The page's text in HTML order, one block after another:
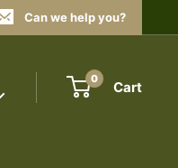
Can we help you?
0 Cart